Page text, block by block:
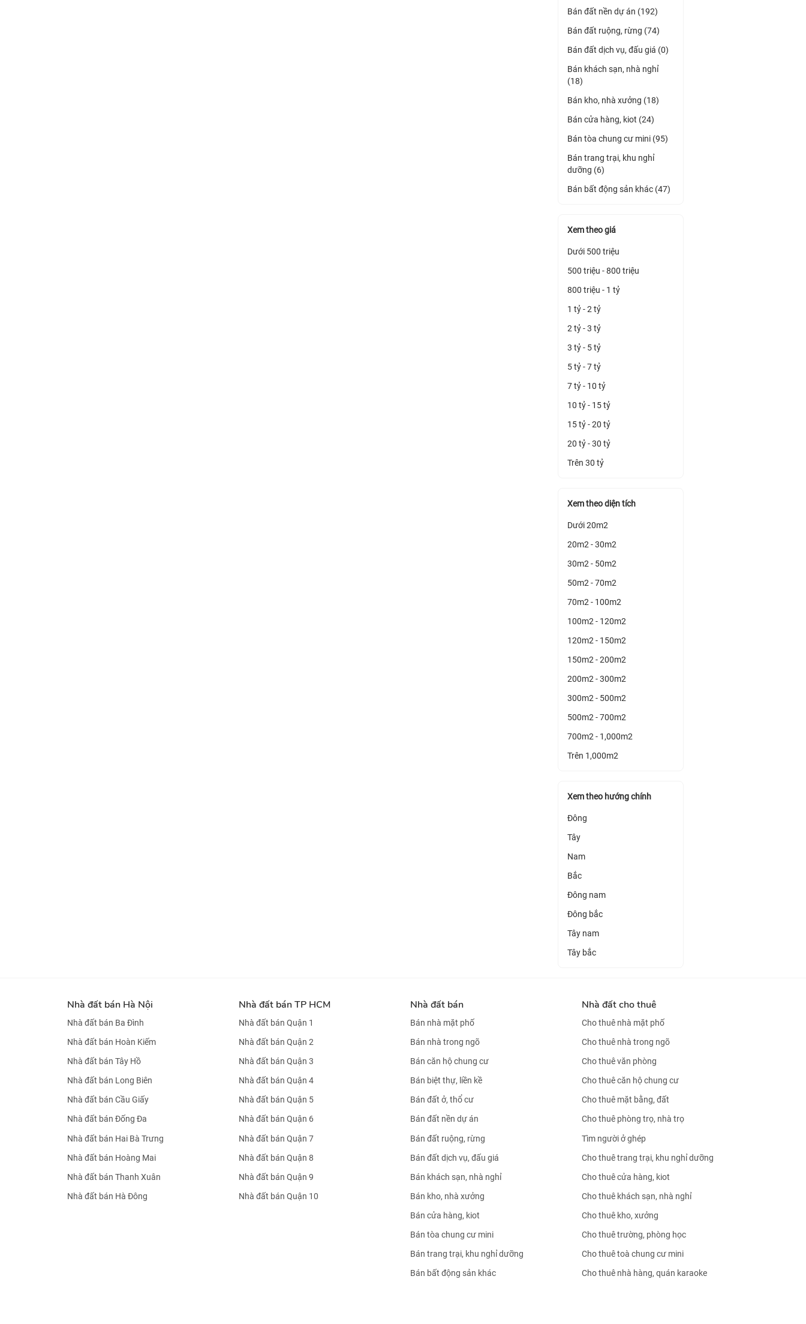
Bán đất nền dự án (192)
Bán đất ruộng, rừng (74)
Bán đất dịch vụ, đấu giá (0)
Bán khách sạn, nhà nghỉ
(18)
Bán kho, nhà xưởng (18)
Bán cửa hàng, kiot (24)
Bán tòa chung cư mini (95)
Bán trang trại, khu nghỉ
dưỡng (6)
Bán bất động sản khác (47)
Xem theo giá
Dưới 500 triệu
500 triệu - 800 triệu
800 triệu - 1 tỷ
1 tỷ - 2 tỷ
2 tỷ - 3 tỷ
3 tỷ - 5 tỷ
5 tỷ - 7 tỷ
7 tỷ - 10 tỷ
10 tỷ - 15 tỷ
15 tỷ - 20 tỷ
20 tỷ - 30 tỷ
Trên 30 tỷ
Xem theo diện tích
Dưới 20m2
20m2 - 30m2
30m2 - 50m2
50m2 - 70m2
70m2 - 100m2
100m2 - 120m2
120m2 - 150m2
150m2 - 200m2
200m2 - 300m2
300m2 - 500m2
500m2 - 700m2
700m2 - 1,000m2
Trên 1,000m2
Xem theo hướng chính
Đông
Tây
Nam
Bắc
Đông nam
Đông bắc
Tây nam
Tây bắc
Nhà đất bán Hà Nội
Nhà đất bán Ba Đình
Nhà đất bán Hoàn Kiếm
Nhà đất bán Tây Hồ
Nhà đất bán Long Biên
Nhà đất bán Cầu Giấy
Nhà đất bán Đống Đa
Nhà đất bán Hai Bà Trưng
Nhà đất bán Hoàng Mai
Nhà đất bán Thanh Xuân
Nhà đất bán Hà Đông
Nhà đất bán TP HCM
Nhà đất bán Quận 1
Nhà đất bán Quận 2
Nhà đất bán Quận 3
Nhà đất bán Quận 4
Nhà đất bán Quận 5
Nhà đất bán Quận 6
Nhà đất bán Quận 7
Nhà đất bán Quận 8
Nhà đất bán Quận 9
Nhà đất bán Quận 10
Nhà đất bán
Bán nhà mặt phố
Bán nhà trong ngõ
Bán căn hộ chung cư
Bán biệt thự, liền kề
Bán đất ở, thổ cư
Bán đất nền dự án
Bán đất ruộng, rừng
Bán đất dịch vụ, đấu giá
Bán khách sạn, nhà nghỉ
Bán kho, nhà xưởng
Bán cửa hàng, kiot
Bán tòa chung cư mini
Bán trang trại, khu nghỉ dưỡng
Bán bất động sản khác
Nhà đất cho thuê
Cho thuê nhà mặt phố
Cho thuê nhà trong ngõ
Cho thuê văn phòng
Cho thuê căn hộ chung cư
Cho thuê mặt bằng, đất
Cho thuê phòng trọ, nhà trọ
Tìm người ở ghép
Cho thuê trang trại, khu nghỉ dưỡng
Cho thuê cửa hàng, kiot
Cho thuê khách sạn, nhà nghỉ
Cho thuê kho, xưởng
Cho thuê trường, phòng học
Cho thuê toà chung cư mini
Cho thuê nhà hàng, quán karaoke